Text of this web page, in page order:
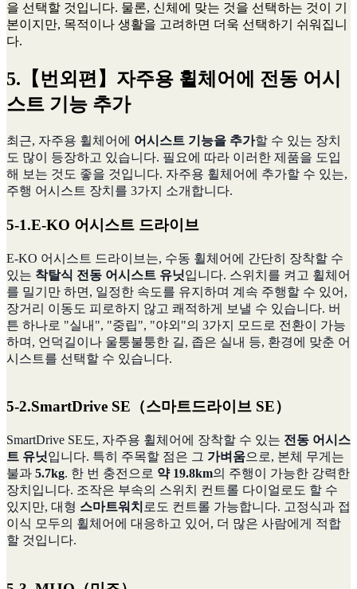
을 선택할 것입니다. 물론, 신체에 맞는 것을 선택하는 것이 기
본이지만, 목적이나 생활을 고려하면 더욱 선택하기 쉬워집니
다.
5.【번외편】자주용 휠체어에 전동 어시
스트 기능 추가
최근, 자주용 휠체어에 어시스트 기능을 추가할 수 있는 장치
도 많이 등장하고 있습니다. 필요에 따라 이러한 제품을 도입
해 보는 것도 좋을 것입니다. 자주용 휠체어에 추가할 수 있는,
주행 어시스트 장치를 3가지 소개합니다.
5-1.E-KO 어시스트 드라이브
E-KO 어시스트 드라이브는, 수동 휠체어에 간단히 장착할 수
있는 착탈식 전동 어시스트 유닛입니다. 스위치를 켜고 휠체어
를 밀기만 하면, 일정한 속도를 유지하며 계속 주행할 수 있어,
장거리 이동도 피로하지 않고 쾌적하게 보낼 수 있습니다. 버
튼 하나로 "실내", "중립", "야외"의 3가지 모드로 전환이 가능
하며, 언덕길이나 울퉁불퉁한 길, 좁은 실내 등, 환경에 맞춘 어
시스트를 선택할 수 있습니다.
5-2.SmartDrive SE（스마트드라이브 SE）
SmartDrive SE도, 자주용 휠체어에 장착할 수 있는 전동 어시스
트 유닛입니다. 특히 주목할 점은 그 가벼움으로, 본체 무게는
불과 5.7kg. 한 번 충전으로 약 19.8km의 주행이 가능한 강력한
장치입니다. 조작은 부속의 스위치 컨트롤 다이얼로도 할 수
있지만, 대형 스마트워치 로도 컨트롤 가능합니다. 고정식과 접
이식 모두의 휠체어에 대응하고 있어, 더 많은 사람에게 적합
할 것입니다.